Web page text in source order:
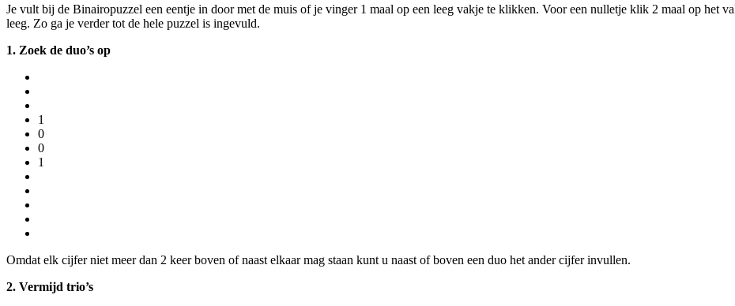
Je vult bij de Binairopuzzel een eentje in door met de muis of je vinger 1 maal op een leeg vakje te klikken. Voor een nulletje klik 2 maal op het
leeg. Zo ga je verder tot de hele puzzel is ingevuld.
1. Zoek de duo’s op
1
0
0
1
Omdat elk cijfer niet meer dan 2 keer boven of naast elkaar mag staan kunt u naast of boven een duo het ander cijfer invullen.
2. Vermijd trio’s